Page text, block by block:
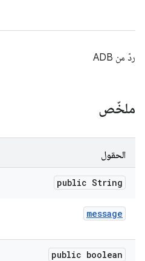
ردّ من ADB
ملخّص
الحقول
public String
message
public boolean